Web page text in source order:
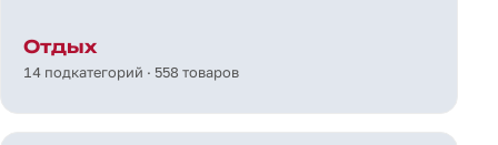
Отдых
14 подкатегорий · 558 товаров